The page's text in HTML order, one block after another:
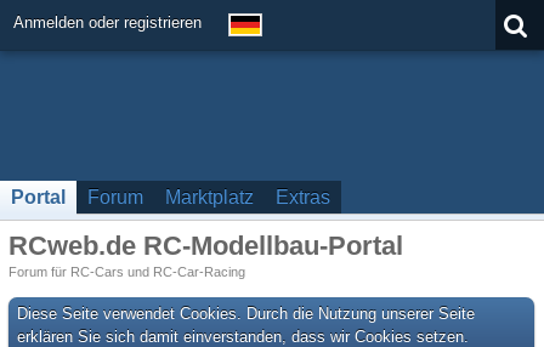
Anmelden oder registrieren
Portal Forum Marktplatz Extras
RCweb.de RC-Modellbau-Portal
Forum für RC-Cars und RC-Car-Racing
Diese Seite verwendet Cookies. Durch die Nutzung unserer Seite
erklären Sie sich damit einverstanden, dass wir Cookies setzen.